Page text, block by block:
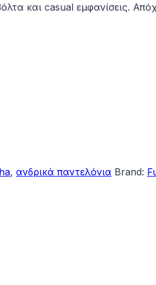
και casual εμφανίσεις.
, ανδρικά παντελόνια Brand: